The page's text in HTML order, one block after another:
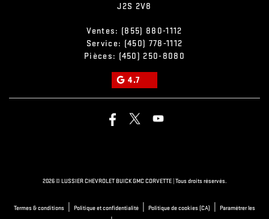
J2S 2V8
Ventes: (855) 880-1112
Service: (450) 778-1112
Pièces: (450) 250-8080
4.7
2026 © LUSSIER CHEVROLET BUICK GMC CORVETTE| Tous droits réservés.
Termes & conditions Politique et confidentialité Politique de cookies (CA)
Paramétrer les